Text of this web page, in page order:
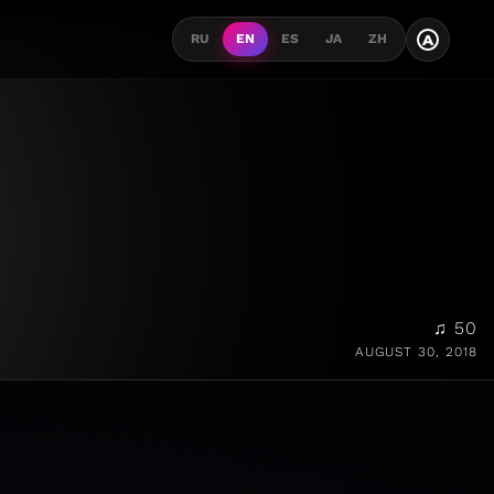
RU EN ES JA ZH A
♫ 50
AUGUST 30, 2018